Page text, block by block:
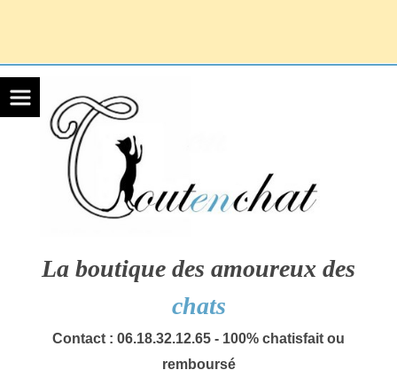
La boutique des amoureux des
chats
Contact : 06.18.32.12.65 - 100% chatisfait ou
remboursé